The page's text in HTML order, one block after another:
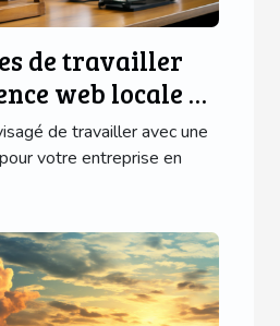
de travailler
web locale en
de travailler avec une
votre entreprise en